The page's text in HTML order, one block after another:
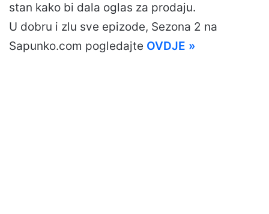
stan kako bi dala oglas za prodaju.
U dobru i zlu sve epizode, Sezona 2 na
Sapunko.com pogledajte OVDJE »